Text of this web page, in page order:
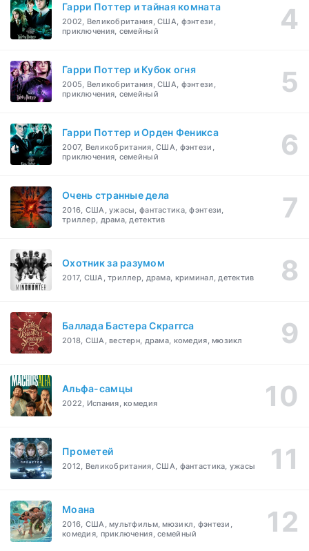
Гарри Поттер и тайная комната
2002, Великобритания, США, фэнтези,
приключения, семейный
Гарри Поттер и Кубок огня
2005, Великобритания, США, фэнтези,
приключения, семейный
Гарри Поттер и Орден Феникса
2007, Великобритания, США, фэнтези,
приключения, семейный
Очень странные дела
2016, США, ужасы, фантастика, фэнтези,
триллер, драма, детектив
Охотник за разумом
2017, США, триллер, драма, криминал, детектив
Баллада Бастера Скраггса
2018, США, вестерн, драма, комедия, мюзикл
Альфа-самцы
2022, Испания, комедия
Прометей
2012, Великобритания, США, фантастика, ужасы
Моана
2016, США, мультфильм, мюзикл, фэнтези,
комедия, приключения, семейный